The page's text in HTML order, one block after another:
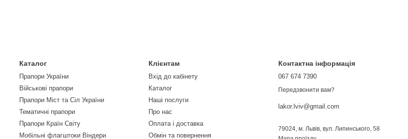
Каталог
Прапори України
Військові прапори
Прапори Міст та Сіл України
Тематичні прапори
Прапори Країн Світу
Мобільні флагштоки Віндери
Клієнтам
Вхід до кабінету
Каталог
Наші послуги
Про нас
Оплата і доставка
Обмін та повернення
Контактна інформація
067 674 7390
Передзвонити вам?
lakor.lviv@gmail.com
79024, м. Львів, вул. Липинського, 58